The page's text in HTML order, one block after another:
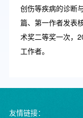
创伤等疾病的诊断
篇、第一作者发表
术奖二等奖一次，
工作者。
友情链接：